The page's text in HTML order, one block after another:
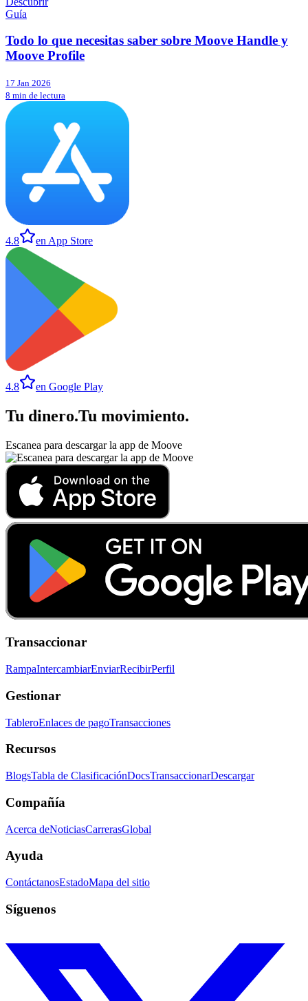
Guía
Todo lo que necesitas saber sobre Moove Handle y
Moove Profile
17 Jan 2026
8 min de lectura
4.8 en App Store
4.8 en Google Play
Tu dinero.Tu movimiento.
Escanea para descargar la app de Moove
Transaccionar
RampaIntercambiarEnviarRecibirPerfil
Gestionar
TableroEnlaces de pagoTransacciones
Recursos
BlogsTabla de ClasificaciónDocsTransaccionarDescargar
Compañía
Acerca deNoticiasCarrerasGlobal
Ayuda
ContáctanosEstadoMapa del sitio
Síguenos